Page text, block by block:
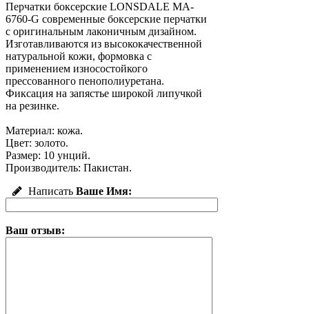
Перчатки боксерские LONSDALE MA-
6760-G современные боксерские перчатки
с оригинальным лаконичным дизайном.
Изготавливаются из высококачественной
натуральной кожи, формовка с
применением износостойкого
прессованного пенополиуретана.
Фиксация на запястье широкой липучкой
на резинке.
Материал: кожа.
Цвет: золото.
Размер: 10 унций.
Производитель: Пакистан.
Написать Ваше Имя:
Ваш отзыв: